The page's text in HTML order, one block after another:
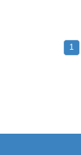
1